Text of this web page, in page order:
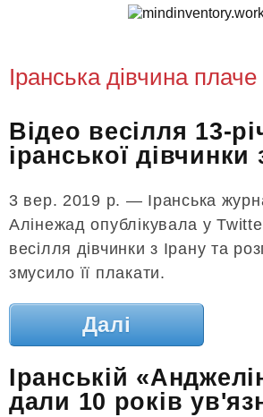
Іранська дівчина плаче
Відео весілля 13-
іранської
3 вер. 2019 р. — Іранська
Алінежад опублікувала у
весілля дівчинки з Ірану та
змусило її плакати.
Далі
Іранській
дали 10 років